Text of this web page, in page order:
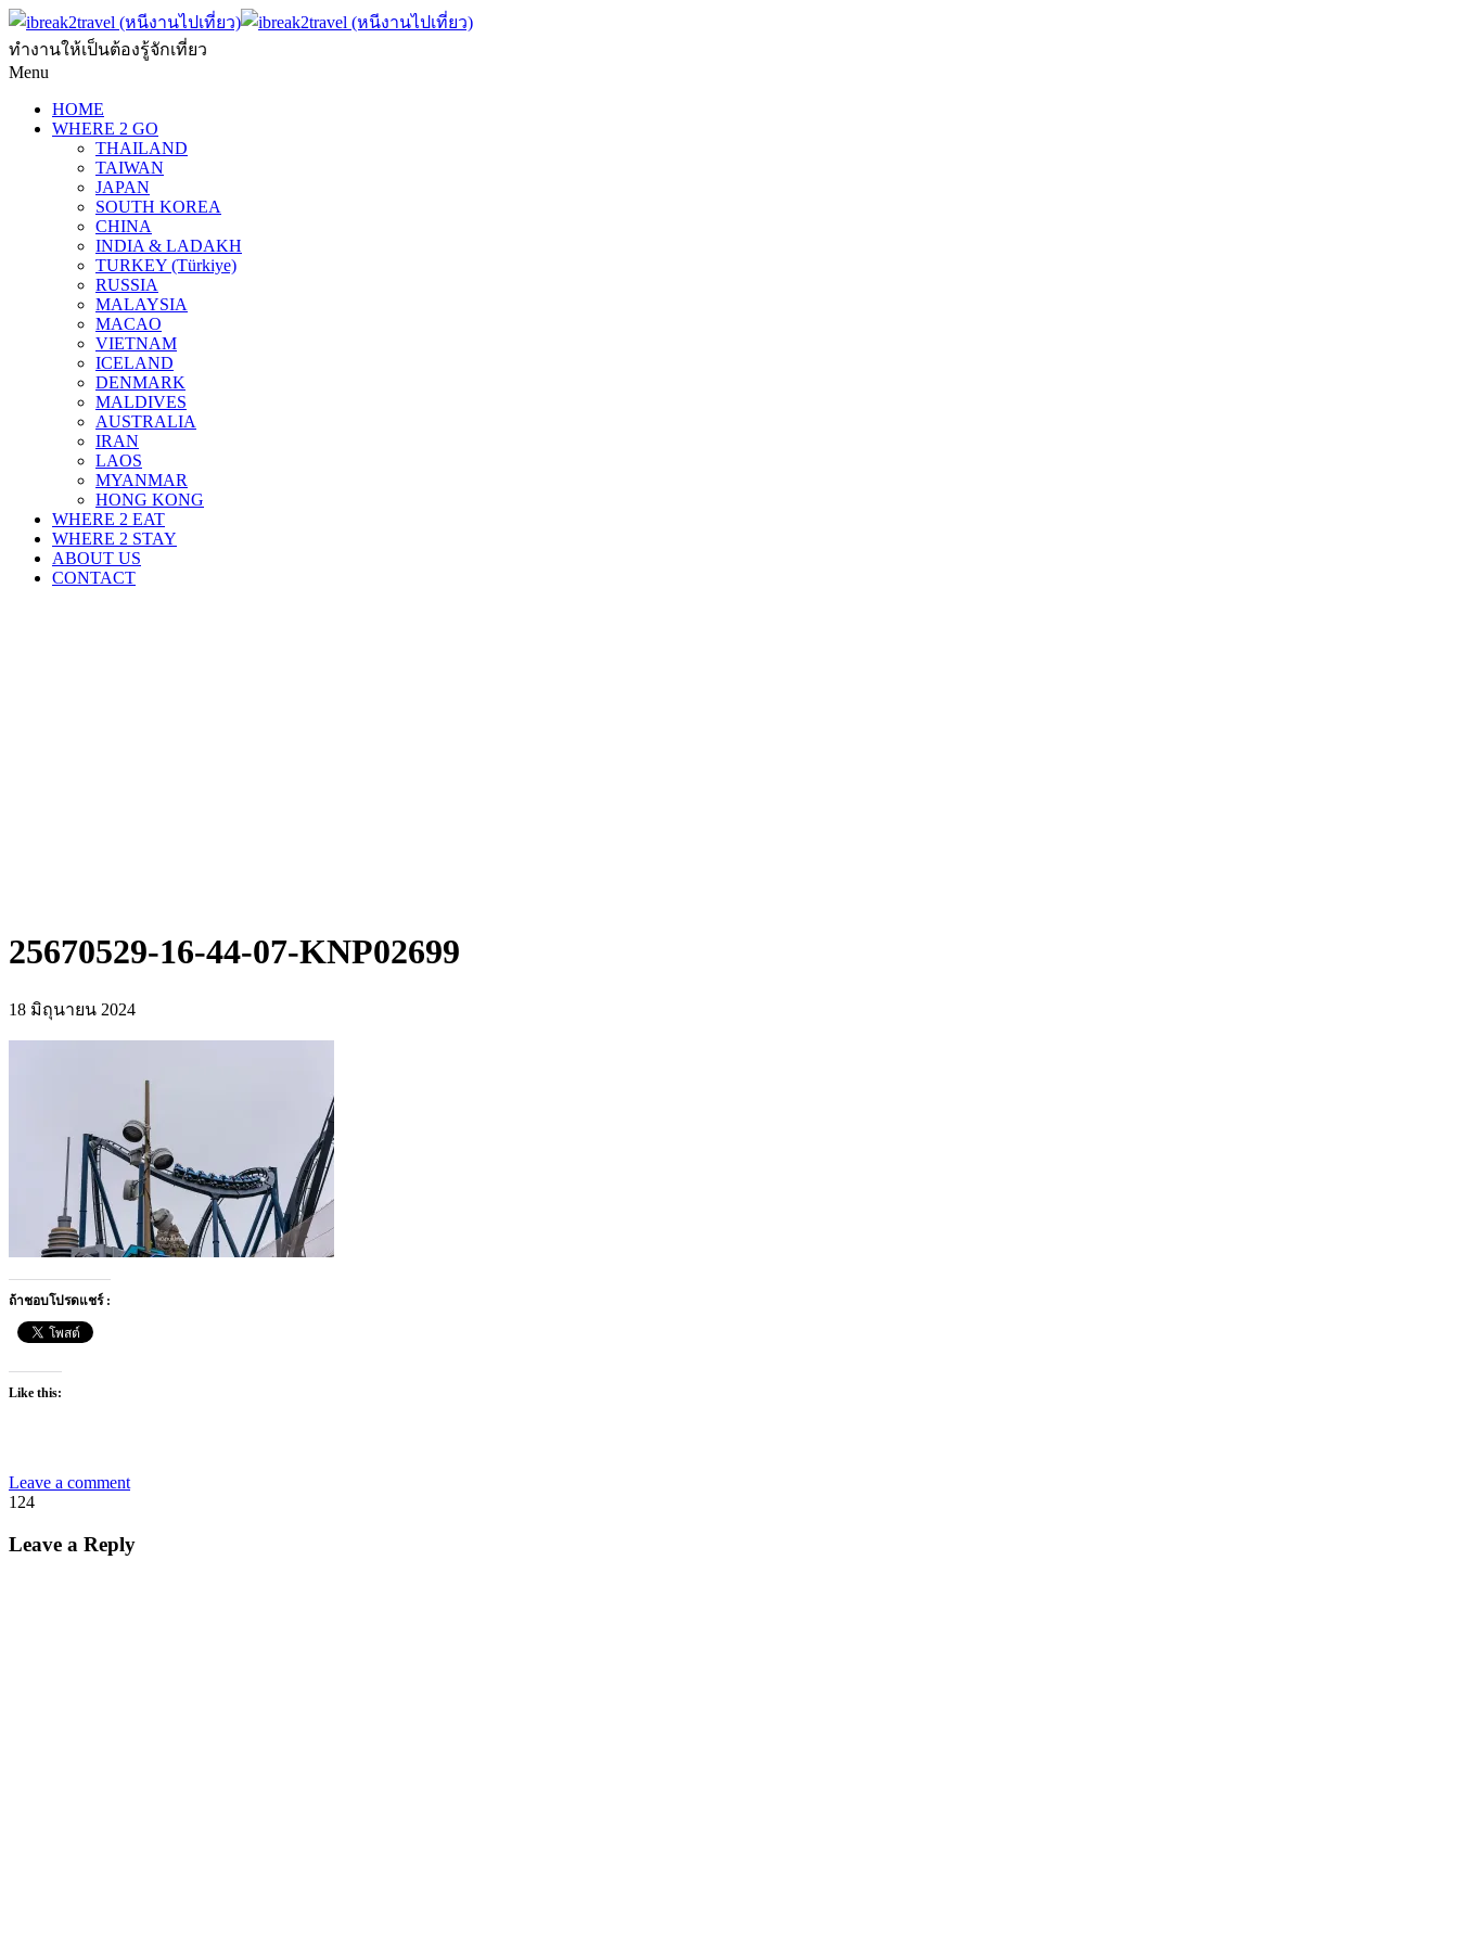
ทำงานให้เป็นต้องรู้จักเที่ยว
Menu
HOME
WHERE 2 GO
THAILAND
TAIWAN
JAPAN
SOUTH KOREA
CHINA
INDIA & LADAKH
TURKEY (Türkiye)
RUSSIA
MALAYSIA
MACAO
VIETNAM
ICELAND
DENMARK
MALDIVES
AUSTRALIA
IRAN
LAOS
MYANMAR
HONG KONG
WHERE 2 EAT
WHERE 2 STAY
ABOUT US
CONTACT
25670529-16-44-07-KNP02699
18 มิถุนายน 2024
ถ้าชอบโปรดแชร์ :
Like this:
Leave a comment
124
Leave a Reply